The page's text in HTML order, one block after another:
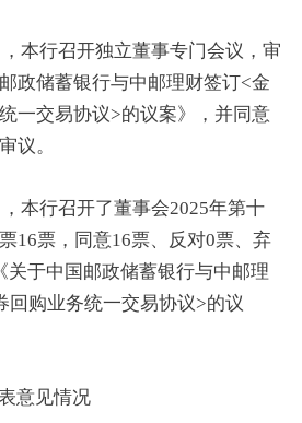
本行召开独立董事专门会议，审
政储蓄银行与中邮理财签订<金
一交易协议>的议案》，并同意
议。
本行召开了董事会2025年第十
16票，同意16票、反对0票、弃
关于中国邮政储蓄银行与中邮理
回购业务统一交易协议>的议
意见情况